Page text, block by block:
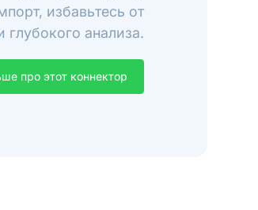
избавьтесь от
глубокого анализа.
про этот коннектор